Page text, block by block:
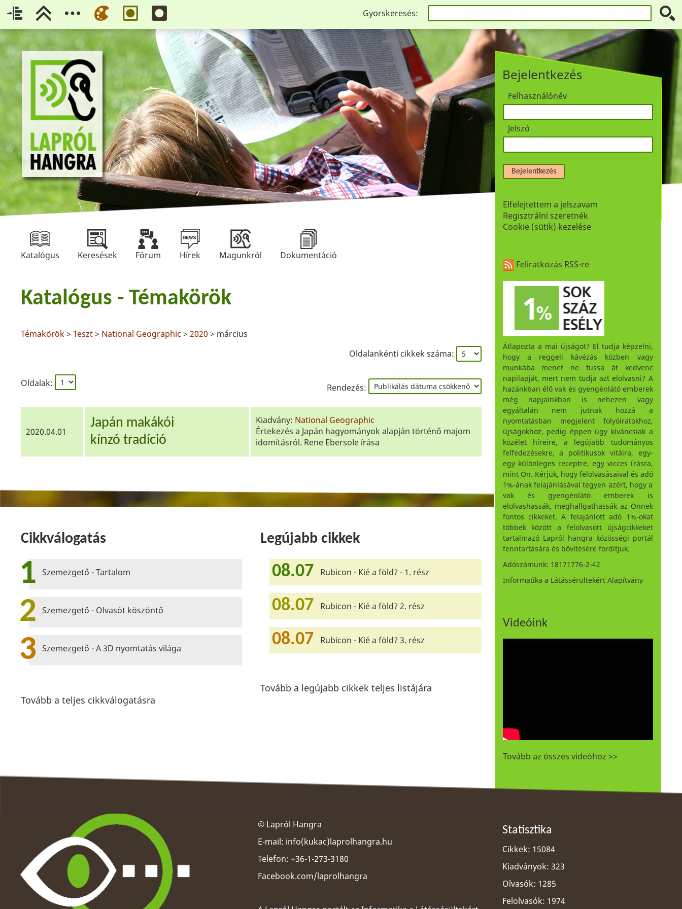
Gyorskeresés:
Bejelentkezés
Felhasználónév
Jelszó
Bejelentkezés
Elfelejtettem a jelszavam
Regisztrálni szeretnék
Cookie (sütik) kezelése
Katalógus Keresések Fórum Hírek Magunkról Dokumentáció
Katalógus - Témakörök
Témakörök> Teszt> National Geographic > 2020 > március
Oldalankénti cikkek száma:
Oldalak: Rendezés:
2020.04.01
Japán makákói
kínzó tradíció
Kiadvány: National Geographic
Értekezés a Japán hagyományok alapján történő majom
idomításról. Rene Ebersole írása
Cikkválogatás
1 Szemezgető - Tartalom
2 Szemezgető - Olvasót köszöntő
3 Szemezgető - A 3D nyomtatás világa
Tovább a teljes cikkválogatásra
Legújabb cikkek
08.07 Rubicon - Kié a föld? - 1. rész
08.07 Rubicon - Kié a föld? 2. rész
08.07 Rubicon - Kié a föld? 3. rész
Tovább a legújabb cikkek teljes listájára
Feliratkozás RSS-re
Átlapozta a mai újságot? El tudja képzelni,
hogy a reggeli kávézás közben vagy
munkába menet ne fussa át kedvenc
napilapját, mert nem tudja azt elolvasni? A
hazánkban élő vak és gyengénlátó emberek
még napjainkban is nehezen vagy
egyáltalán nem jutnak hozzá a
nyomtatásban megjelent folyóiratokhoz,
újságokhoz, pedig éppen úgy kíváncsiak a
közélet híreire, a legújabb tudományos
felfedezésekre, a politikusok vitáira, egy-
egy különleges receptre, egy vicces írásra,
mint Ön. Kérjük, hogy felolvasásaival és adó
1%-ának felajánlásával tegyen azért, hogy a
vak és gyengénlátó emberek is
elolvashassák, meghallgathassák az Önnek
fontos cikkeket. A felajánlott adó 1%-okat
többek között a felolvasott újságcikkeket
tartalmazó Lapról hangra közösségi portál
fenntartására és bővítésére fordítjuk.
Adószámunk: 18171776-2-42
Informatika a Látássérültekért Alapítvány
Videóink
Tovább az összes videóhoz >>
© Lapról Hangra
E-mail: info(kukac)laprolhangra.hu
Telefon: +36-1-273-3180
Facebook.com/laprolhangra
Statisztika
Cikkek: 15084
Kiadványok: 323
Olvasók: 1285
Felolvasók: 1974